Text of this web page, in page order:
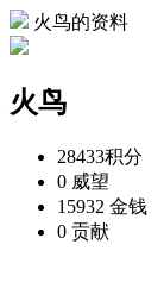
火鸟的资料
火鸟
28433积分
0 威望
15932 金钱
0 贡献